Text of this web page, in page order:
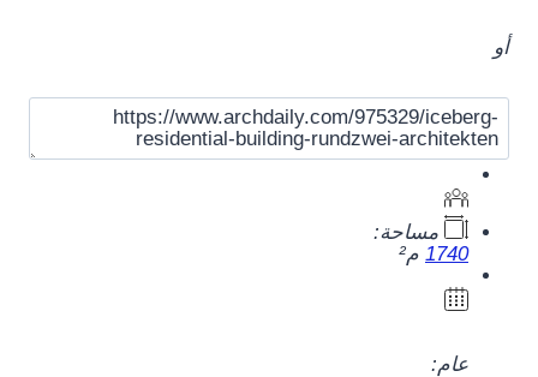
أو
مساحة:
1740 م²
عام: